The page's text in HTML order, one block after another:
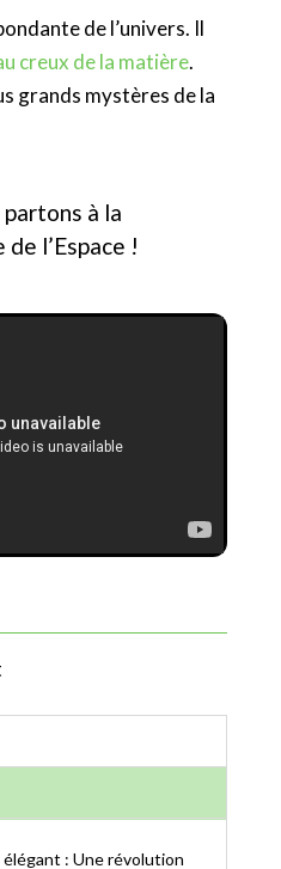
de l’univers. Il
creux de la matière.
grands mystères de la
partons à la
l’Espace !
élégant : Une révolution